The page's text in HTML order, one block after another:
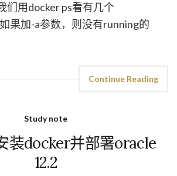
们用docker ps看有几个
果加-a参数，则没有running的
Continue Reading
Study note
装docker并部署oracle
12.2